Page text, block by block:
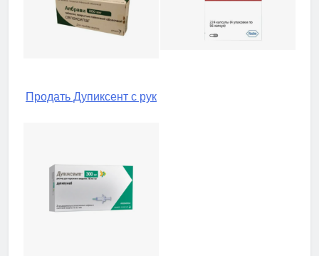
Продать Дупиксент с рук